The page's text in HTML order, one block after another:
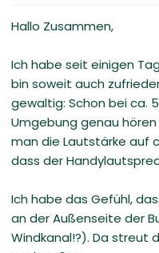
m
Hallo Zusammen,
Ich habe seit einigen
bin soweit auch
gewaltig: Schon bei ca.
Umgebung genau
man die Lautstärke auf
dass der
Ich habe das Gefühl,
an der Außenseite der
Windkanal!?). Da streut